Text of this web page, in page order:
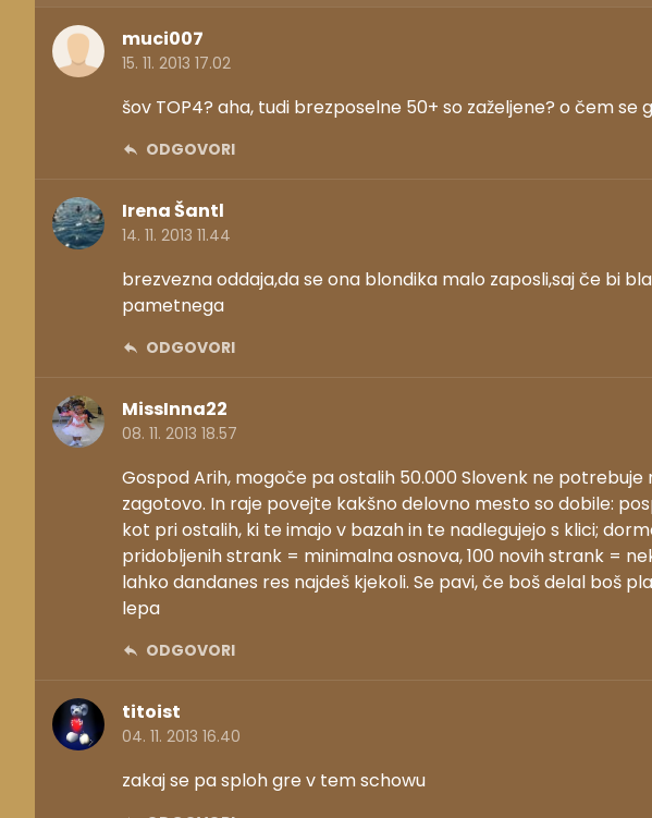
muci007
15. 11. 2013 17.02
šov TOP4? aha, tudi brezposelne 50+ so zaželjene? o čem se
ODGOVORI
Irena Šantl
14. 11. 2013 11.44
brezvezna oddaja,da se ona blondika malo zaposli,saj če bi
pametnega
ODGOVORI
MissInna22
08. 11. 2013 18.57
Gospod Arih, mogoče pa ostalih 50.000 Slovenk ne
zagotovo. In raje povejte kakšno delovno mesto so dobile:
kot pri ostalih, ki te imajo v bazah in te nadlegujejo s klici;
pridobljenih strank = minimalna osnova, 100 novih strank =
lahko dandanes res najdeš kjekoli. Se pavi, če boš delal boš
lepa
ODGOVORI
titoist
04. 11. 2013 16.40
zakaj se pa sploh gre v tem schowu